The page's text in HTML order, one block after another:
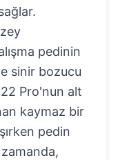
pedinin
sinir bozucu
Pro'nun alt
kaymaz bir
pedin
zamanda,